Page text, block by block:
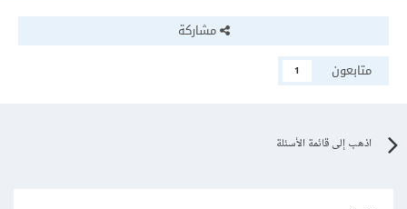
مشاركة
متابعون
1
اذهب إلى قائمة الأسئلة